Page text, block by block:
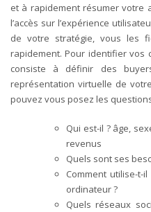
et à rapidement résumer votre
l’accès sur l’expérience
de votre stratégie, vous les
rapidement. Pour identifier vos
consiste à définir des
représentation virtuelle de
pouvez vous posez les
Qui est-il ? âge,
revenus
Quels sont ses
Comment utilise-t-
ordinateur ?
Quels réseaux